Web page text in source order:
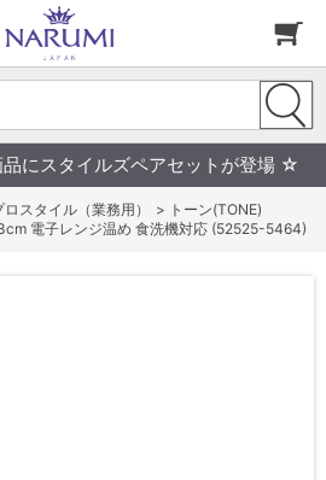
にスタイルズペアセットが登場 ☆
ロスタイル（業務用） > トーン(TONE)
電子レンジ温め 食洗機対応 (52525-5464)